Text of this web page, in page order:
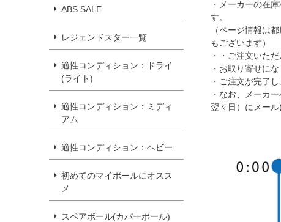
ABS SALE
レジェンドスター一覧
適性コンディション：ドライ
(ライト)
適性コンディション：ミディ
アム
適性コンディション：ヘビー
初めてのマイボールにオスス
メ
スペアボール(カバーボール)
・メーカーの在
す。
（ページ情報は
もございます）
・・ご注文いた
・お取り寄せに
・ご注文が完了
・なお、メーカ
翌々日）にメー